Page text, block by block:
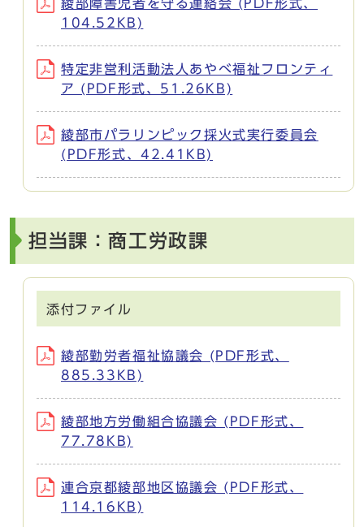
綾部障害児者を守る連絡会 (PDF形式、
104.52KB)
特定非営利活動法人あやべ福祉フロンティ
ア (PDF形式、51.26KB)
綾部市パラリンピック採火式実行委員会
(PDF形式、42.41KB)
担当課：商工労政課
添付ファイル
綾部勤労者福祉協議会 (PDF形式、
885.33KB)
綾部地方労働組合協議会 (PDF形式、
77.78KB)
連合京都綾部地区協議会 (PDF形式、
114.16KB)